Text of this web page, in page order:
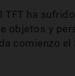
TFT ha
objetos y
comienzo